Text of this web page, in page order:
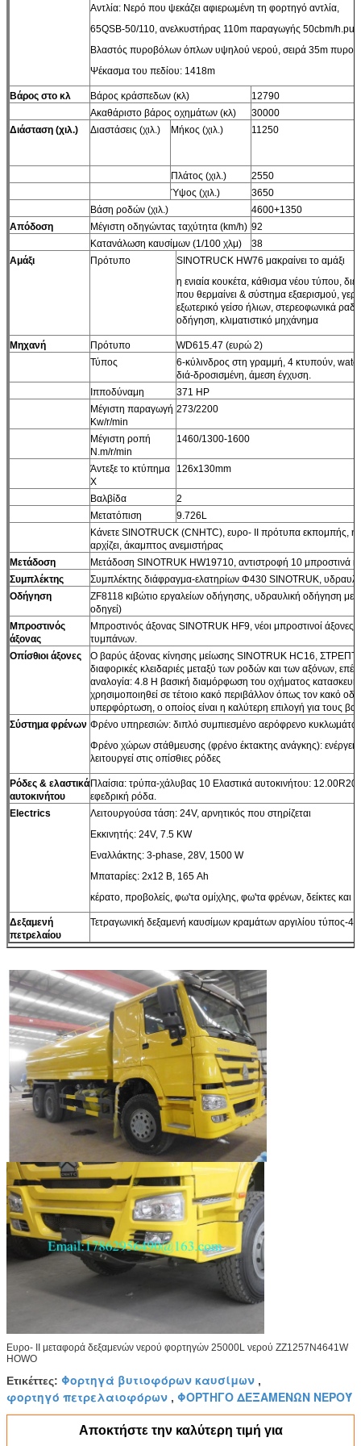
Αντλία: Νερό που ψεκάζει αφιερωμένη τη φορτηγό αντλία,
65QSB-50/110, ανελκυστήρας 110m παραγωγής 50cbm/
Βλαστός πυροβόλων όπλων υψηλού νερού, σειρά 35m
Ψέκασμα του πεδίου: 1418m
Βάρος στο κλ Βάρος κράσπεδων (κλ)
12790
Ακαθάριστο βάρος οχημάτων (κλ)
30000
Διάσταση (χιλ.)
Διαστάσεις (χιλ.) Μήκος (χιλ.) 11250
Πλάτος (χιλ.)
2550
Ύψος (χιλ.)
3650
Βάση ροδών (χιλ.)
4600+1350
Απόδοση
Μέγιστη οδηγώντας ταχύτητα (km/h) 92
Κατανάλωση καυσίμων (1/100 χλμ)
38
Αμάξι
Πρότυπο
SINOTRUCK HW76 μακραίνει το αμάξι
η ενιαία κουκέτα, κάθισμα νέου τύπου,
που θερμαίνει & σύστημα εξαερισμού,
εξωτερικό γείσο ήλιων, στερεοφωνικά
οδήγηση, κλιματιστικό μηχάνημα
Μηχανή Πρότυπο
WD615.47 (ευρώ 2)
Τύπος
6-κύλινδρος στη γραμμή, 4 κτυπούν,
διά-δροσισμένη, άμεση έγχυση.
Ιπποδύναμη
371 HP
Μέγιστη παραγωγή
Kw/r/min
273/2200
Μέγιστη ροπή
N.m/r/min
1460/1300-1600
Άντεξε το κτύπημα
Χ
126x130mm
Βαλβίδα
2
Μετατόπιση
9.726L
Κάνετε SINOTRUCK (CNHTC), ευρο- ΙΙ πρότυπα εκπομπής,
αρχίζει, άκαμπτος ανεμιστήρας
Μετάδοση
Μετάδοση SINOTRUK HW19710, αντιστροφή 10 μπροστινά
Συμπλέκτης
Συμπλέκτης διάφραγμα-ελατηρίων Φ430 SINOTRUK,
Οδήγηση
ZF8118 κιβώτιο εργαλείων οδήγησης, υδραυλική οδήγηση με
οδηγεί)
Μπροστινός
άξονας
Μπροστινός άξονας SINOTRUK HF9, νέοι μπροστινοί άξονες
τυμπάνων.
Οπίσθιοι άξονες
Ο βαρύς άξονας κίνησης μείωσης SINOTRUK HC16,
διαφορικές κλειδαριές μεταξύ των ροδών και των αξόνων,
αναλογία: 4.8 Η βασική διαμόρφωση του οχήματος
χρησιμοποιηθεί σε τέτοιο κακό περιβάλλον όπως τον κακό
υπερφόρτωση, ο οποίος είναι η καλύτερη επιλογή για τους
Σύστημα φρένων Φρένο υπηρεσιών: διπλό συμπιεσμένο αερόφρενο
Φρένο χώρων στάθμευσης (φρένο έκτακτης ανάγκης):
λειτουργεί στις οπίσθιες ρόδες
Ρόδες & ελαστικά
αυτοκινήτου
Πλαίσια: τρύπα-χάλυβας 10 Ελαστικά αυτοκινήτου: 12.00R20
εφεδρική ρόδα.
Electrics
Λειτουργούσα τάση: 24V, αρνητικός που στηρίζεται
Εκκινητής: 24V, 7.5 KW
Εναλλάκτης: 3-phase, 28V, 1500 W
Μπαταρίες: 2x12 Β, 165 Ah
κέρατο, προβολείς, φω'τα ομίχλης, φω'τα φρένων, δείκτες και
Δεξαμενή
πετρελαίου
Τετραγωνική δεξαμενή καυσίμων κραμάτων αργιλίου τύπος-
Ευρο- ΙΙ μεταφορά δεξαμενών νερού φορτηγών 25000L νερού ZZ1257N4641W
HOWO
Ετικέττες: Φορτηγά βυτιοφόρων καυσίμων ,
φορτηγό πετρελαιοφόρων , ΦΟΡΤΗΓΟ ΔΕΞΑΜΕΝΩΝ ΝΕΡΟΎ
Αποκτήστε την καλύτερη τιμή για